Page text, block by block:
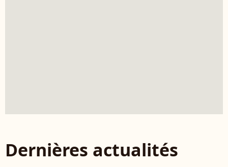
Dernières actualités